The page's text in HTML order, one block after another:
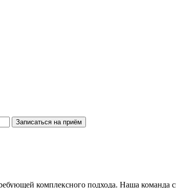
Записаться на приём
комплексного подхода. Наша команда